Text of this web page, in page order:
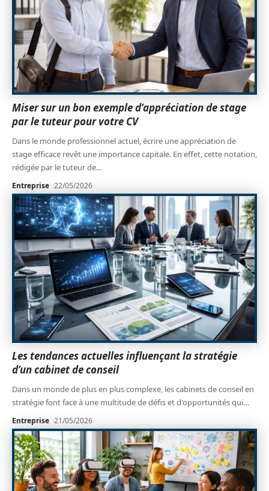
Miser sur un bon exemple d’appréciation de stage
par le tuteur pour votre CV
Dans le monde professionnel actuel, écrire une appréciation de
stage efficace revêt une importance capitale. En effet, cette notation,
rédigée par le tuteur de…
Entreprise 22/05/2026
Les tendances actuelles influençant la stratégie
d’un cabinet de conseil
Dans un monde de plus en plus complexe, les cabinets de conseil en
stratégie font face à une multitude de défis et d'opportunités qui…
Entreprise 21/05/2026